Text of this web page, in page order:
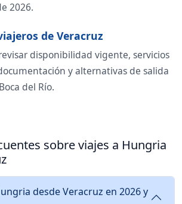
2026.
de Veracruz
disponibilidad vigente, servicios
y alternativas de salida
del Río.
sobre viajes a Hungria
desde Veracruz en 2026 y